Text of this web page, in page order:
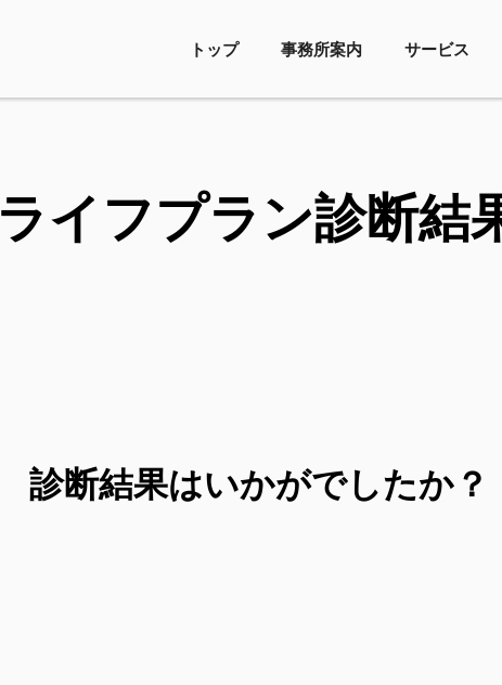
トップ 事務所案内 サービス
ライフプラン診断結
診断結果はいかがでしたか？